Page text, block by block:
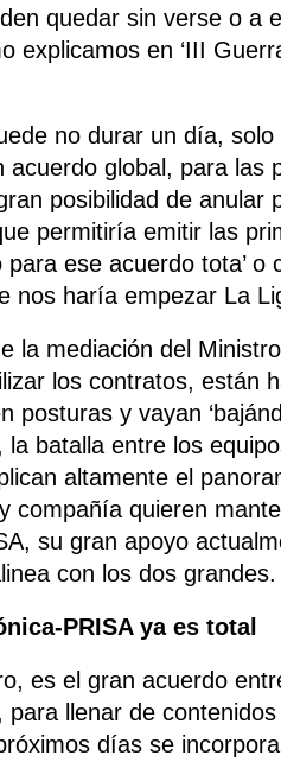
quedar sin verse o a
explicamos en ‘III
no durar un día,
acuerdo global, para las
posibilidad de anular
permitiría emitir las
ese acuerdo tota’
nos haría empezar La
la mediación del
los contratos, están
posturas y vayan
la batalla entre los
altamente el
compañía quieren
su gran apoyo
con los dos grandes.
PRISA ya es total
es el gran acuerdo
para llenar de
días se